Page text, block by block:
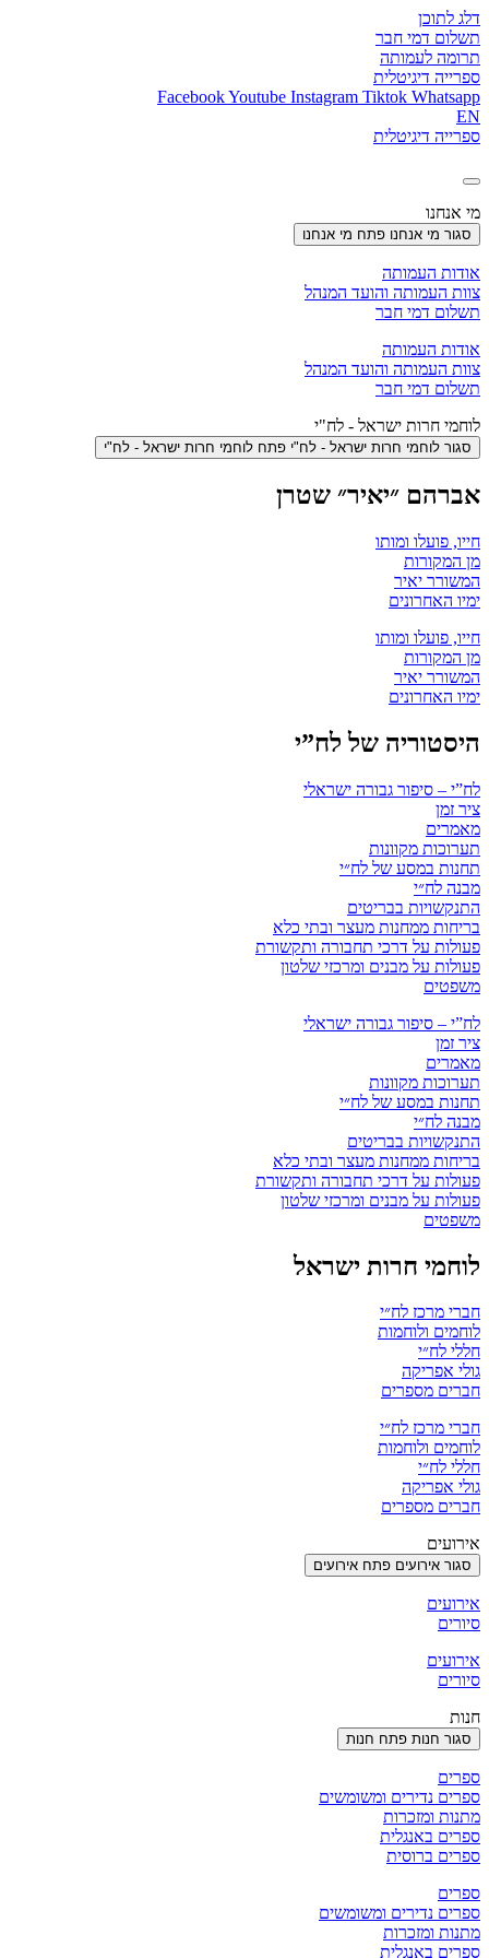
דלג לתוכן
תשלום דמי חבר
תרומה לעמותה
ספרייה דיגיטלית
FacebookYoutube Instagram Tiktok Whatsapp
EN
ספרייה דיגיטלית
מי אנחנו
סגור מי אנחנו פתח מי אנחנו
אודות העמותה
צוות העמותה והועד המנהל
תשלום דמי חבר
אודות העמותה
צוות העמותה והועד המנהל
תשלום דמי חבר
לוחמי חרות ישראל - לח"י
סגור לוחמי חרות ישראל - לח"י פתח לוחמי חרות ישראל - לח"י
אברהם ״יאיר״ שטרן
חייו, פועלו ומותו
מן המקורות
המשורר יאיר
ימיו האחרונים
חייו, פועלו ומותו
מן המקורות
המשורר יאיר
ימיו האחרונים
היסטוריה של לח”י
לח”י – סיפור גבורה ישראלי
ציר זמן
מאמרים
תערוכות מקוונות
תחנות במסע של לח״י
מבנה לח״י
התנקשויות בבריטים
בריחות ממחנות מעצר ובתי כלא
פעולות על דרכי תחבורה ותקשורת
פעולות על מבנים ומרכזי שלטון
משפטים
לח”י – סיפור גבורה ישראלי
ציר זמן
מאמרים
תערוכות מקוונות
תחנות במסע של לח״י
מבנה לח״י
התנקשויות בבריטים
בריחות ממחנות מעצר ובתי כלא
פעולות על דרכי תחבורה ותקשורת
פעולות על מבנים ומרכזי שלטון
משפטים
לוחמי חרות ישראל
חברי מרכז לח״י
לוחמים ולוחמות
חללי לח״י
גולי אפריקה
חברים מספרים
חברי מרכז לח״י
לוחמים ולוחמות
חללי לח״י
גולי אפריקה
חברים מספרים
אירועים
סגור אירועים פתח אירועים
אירועים
סיורים
אירועים
סיורים
חנות
סגור חנות פתח חנות
ספרים
ספרים נדירים ומשומשים
מתנות ומזכרות
ספרים באנגלית
ספרים ברוסית
ספרים
ספרים נדירים ומשומשים
מתנות ומזכרות
ספרים באנגלית